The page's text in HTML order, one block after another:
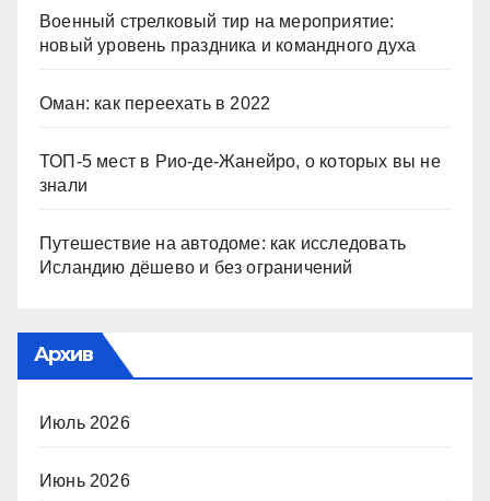
Военный стрелковый тир на мероприятие:
новый уровень праздника и командного духа
Оман: как переехать в 2022
ТОП-5 мест в Рио-де-Жанейро, о которых вы не
знали
Путешествие на автодоме: как исследовать
Исландию дёшево и без ограничений
Архив
Июль 2026
Июнь 2026